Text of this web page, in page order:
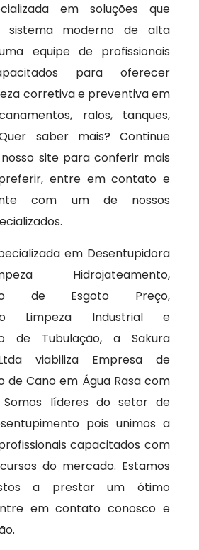
em soluções que
sistema moderno de alta
equipe de profissionais
para oferecer
corretiva e preventiva em
ralos, tanques,
saber mais? Continue
site para conferir mais
entre em contato e
com um de nossos
em Desentupidora
Hidrojateamento,
de Esgoto Preço,
Limpeza Industrial e
de Tubulação, a Sakura
viabiliza Empresa de
de Cano em Água Rasa com
Somos líderes do setor de
pois unimos a
capacitados com
do mercado. Estamos
a prestar um ótimo
em contato conosco e